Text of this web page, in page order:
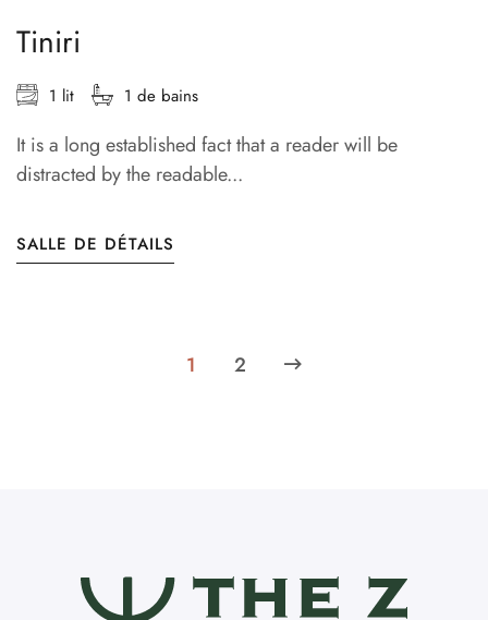
Tiniri
1 lit 1 de bains
It is a long established fact that a reader will be
distracted by the readable...
SALLE DE DÉTAILS
1 2